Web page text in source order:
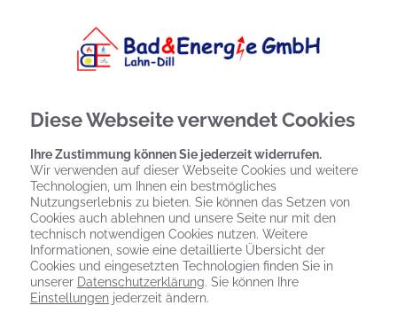
Kontaktformular
Vorname
Diese Webseite verwendet Cookies
Ihre Zustimmung können Sie jederzeit widerrufen.
Wir verwenden auf dieser Webseite Cookies und weitere
Technologien, um Ihnen ein bestmögliches
Nutzungserlebnis zu bieten. Sie können das Setzen von
Cookies auch ablehnen und unsere Seite nur mit den
technisch notwendigen Cookies nutzen. Weitere
Informationen, sowie eine detaillierte Übersicht der
Cookies und eingesetzten Technologien finden Sie in
unserer Datenschutzerklärung. Sie können Ihre
Einstellungen jederzeit ändern.